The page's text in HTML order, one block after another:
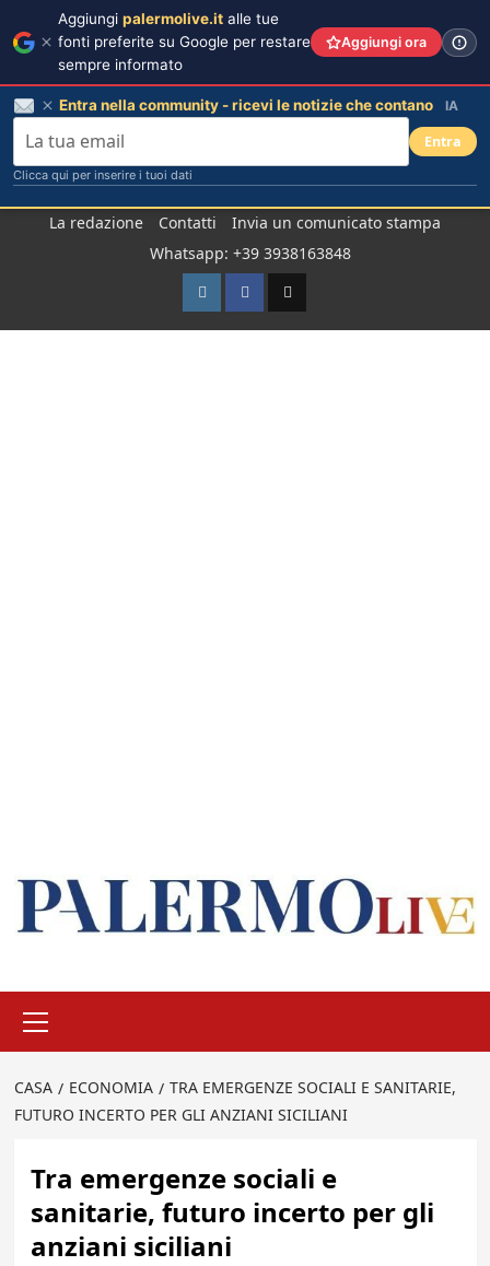
La redazione Contatti
Invia un comunicato stampa
Whatsapp: +39 3938163848
InstagramFacebook
TikTok
principale
CASA ECONOMIA
TRA EMERGENZE SOCIALI E SANITARIE,
FUTURO INCERTO PER GLI ANZIANI SICILIANI
Tra emergenze sociali e
sanitarie, futuro incerto per gli
anziani siciliani
Aggiungi palermolive.it alle tue
fonti preferite su Google per restare
sempre informato
Aggiungi ora
Entra nella community - ricevi le notizie che contano IA
Entra
Clicca qui per inserire i tuoi dati